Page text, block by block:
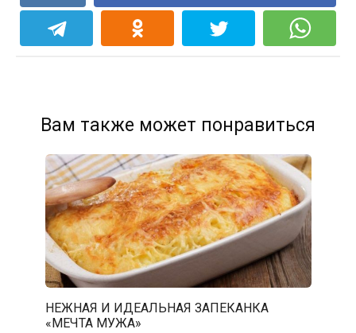
Вам также может понравиться
НЕЖНАЯ И ИДЕАЛЬНАЯ ЗАПЕКАНКА
«МЕЧТА МУЖА»